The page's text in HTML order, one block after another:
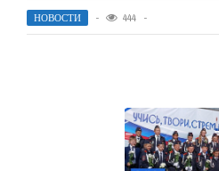
НОВОСТИ 444